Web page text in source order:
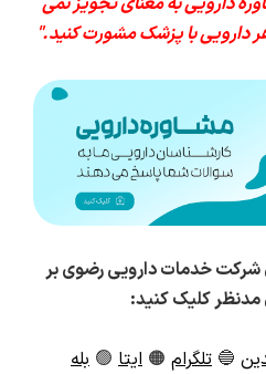
دارویی با پزشک مشورت کنید."
شرکت خدمات دارویی رضوی بر
مدنظر کلیک کنید:
🔵 تلگرام 🟠 ایتا 🟢 بله